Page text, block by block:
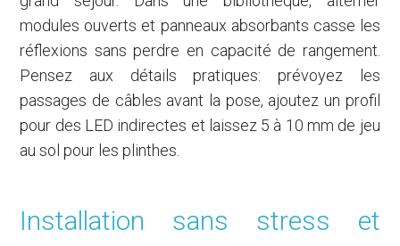
modules ouverts et panneaux absorbants casse les
réflexions sans perdre en capacité de rangement.
Pensez aux détails pratiques: prévoyez les
passages de câbles avant la pose, ajoutez un profil
pour des LED indirectes et laissez 5 à 10 mm de jeu
au sol pour les plinthes.
Installation sans stress et